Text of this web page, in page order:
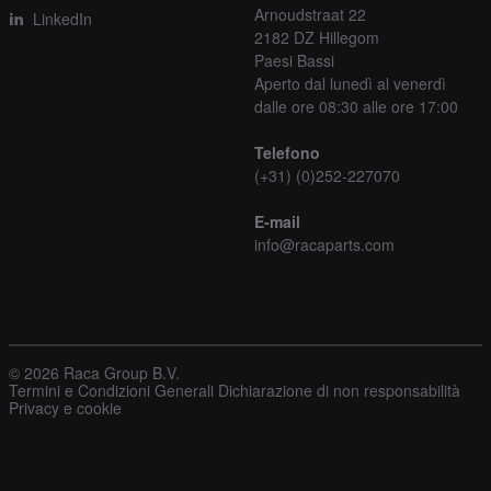
LinkedIn
Arnoudstraat 22
2182 DZ Hillegom
Paesi Bassi
Aperto dal lunedì al venerdì
dalle ore 08:30 alle ore 17:00
Telefono
(+31) (0)252-227070
E-mail
info@racaparts.com
© 2026 Raca Group B.V.
Termini e Condizioni Generali Dichiarazione di non responsabilità
Privacy e cookie